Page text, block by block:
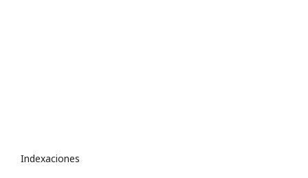
Indexaciones